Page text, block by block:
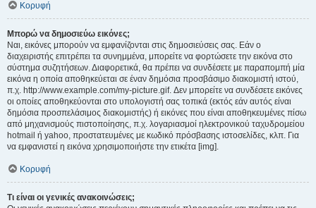
Κορυφή
Μπορώ να δημοσιεύω εικόνες;
Ναι, εικόνες μπορούν να εμφανίζονται στις δημοσιεύσεις σας. Εάν ο
διαχειριστής επιτρέπει τα συνημμένα, μπορείτε να φορτώσετε την εικόνα στο
σύστημα συζητήσεων. Διαφορετικά, θα πρέπει να συνδέσετε με παραπομπή μία
εικόνα η οποία αποθηκεύεται σε έναν δημόσια προσβάσιμο διακομιστή ιστού,
π.χ. http://www.example.com/my-picture.gif. Δεν μπορείτε να συνδέσετε εικόνες
οι οποίες αποθηκεύονται στο υπολογιστή σας τοπικά (εκτός εάν αυτός είναι
δημόσια προσπελάσιμος διακομιστής) ή εικόνες που είναι αποθηκευμένες πίσω
από μηχανισμούς πιστοποίησης, π.χ. λογαριασμοί ηλεκτρονικού ταχυδρομείου
hotmail ή yahoo, προστατευμένες με κωδικό πρόσβασης ιστοσελίδες, κλπ. Για
να εμφανιστεί η εικόνα χρησιμοποιήστε την ετικέτα [img].
Κορυφή
Τι είναι οι γενικές ανακοινώσεις;